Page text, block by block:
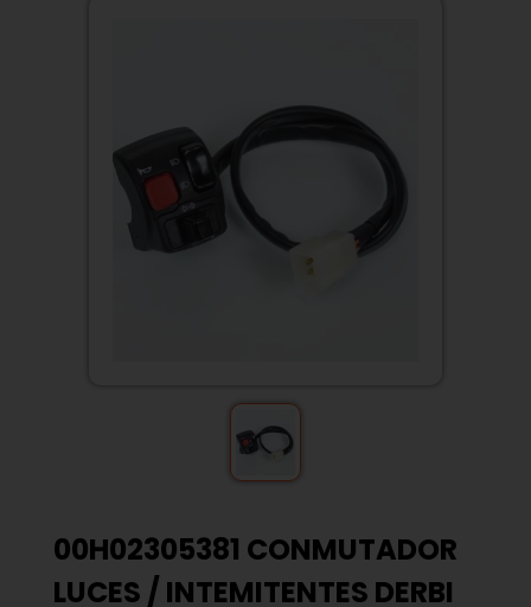
00H02305381 CONMUTADOR
LUCES / INTEMITENTES DERBI